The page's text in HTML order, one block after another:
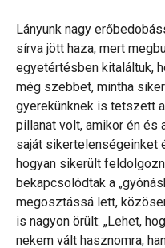
Lányunk nagy
sírva jött haza, mert
egyetértésben kitaláltuk,
még szebbet, mintha
gyerekünknek is tetszett
pillanat volt, amikor én és
saját sikertelenségeinket
hogyan sikerült
bekapcsolódtak a
megosztássá lett,
is nagyon örült: „Lehet,
nekem vált hasznomra,